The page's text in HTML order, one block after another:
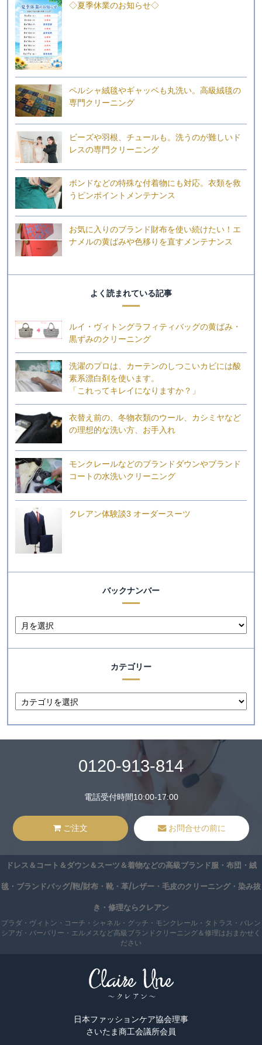
◇夏季休業のお知らせ◇
ペルシャ絨毯やギャッベも丸洗い。高級絨毯の
専門クリーニング
ビーズや羽根、チュールも。洗うのが難しいド
レスの専門クリーニング
ボンドなどの特殊な付着物にも対応。衣類を救
うピンポイントメンテナンス
お気に入りのブランド財布を使い続けたい！エ
ナメルの黄ばみや色移りを直すメンテナンス
よく読まれている記事
ルイ・ヴィトングラフィティバッグの黄ばみ・
黒ずみのクリーニング
洗濯のプロは、カーテンのしつこいカビには酸
素系漂白剤を使います。
「これってキレイになりますか？」
衣替え前の、冬物衣類のウール、カシミヤなど
の理想的な洗い方、お手入れ
モンクレールなどのブランドダウンやブランド
コートの水洗いクリーニング
クレアン体験談3 オーダースーツ
バックナンバー
カテゴリー
0120-913-814
電話受付時間10:00-17:00
ご注文 お問合せの前に
ドレス＆コート＆ダウン＆スーツ＆着物などの高級ブランド服・布団・絨
毯・ブランドバッグ/鞄/財布・靴・革/レザー・毛皮のクリーニング・染み抜
き・修理ならクレアン
プラダ・ヴィトン・コーチ・シャネル・グッチ・モンクレール・タトラス・バレン
シアガ・バーバリー・エルメスなど高級ブランドクリーニング＆修理はおまかせく
ださい
日本ファッションケア協会理事
さいたま商工会議所会員